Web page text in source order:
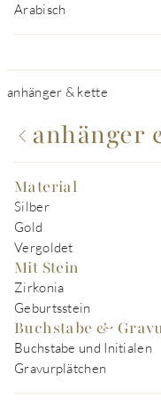
Arabisch
anhänger & kette
anhänger
Material
Silber
Gold
Vergoldet
Mit Stein
Zirkonia
Geburtsstein
Buchstabe &
Buchstabe und Initialen
Gravurplätchen